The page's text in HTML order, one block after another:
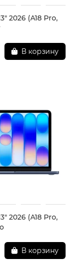
2026 (A18 Pro,
В корзину
2026 (A18 Pro,
В корзину